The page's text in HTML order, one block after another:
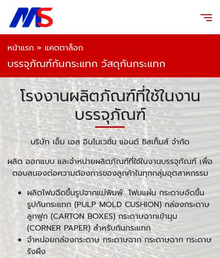
หน้าแรก » แคตตาล็อก
บรรจุภัณฑ์กันกระแทก วัสดุกันกระแทก
โรงงานผลิตภัณฑ์ที่ใช้ในงาน
บรรจุภัณฑ์
บริษัท เอ็ม เอส อินโนเวชั่น แอนด์ ซิสเท็มส์ จำกัด
ผลิต ออกแบบ และจำหน่ายผลิตภัณฑ์ที่ใช้ในงานบรรจุภัณฑ์ เพื่อ
ตอบสนองต่อความต้องการของลูกค้าในทุกกลุ่มอุตสาหกรรม
ผลิตโฟมฉีดขึ้นรูปจากแม่พิมพ์ โฟมแผ่น กระดาษอัดขึ้น
รูปกันกระแทก (PULP MOLD CUSHION) กล่องกระดาษ
ลูกฟูก (CARTON BOXES) กระดาษฉากเข้ามุม
(CORNER PAPER) สำหรับกันกระแทก
จำหน่อยกล่องกระดาษ กระดาษฉาก กระดาษฉาก กระดาษ
รังผึง